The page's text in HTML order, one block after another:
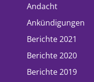
Andacht
Ankündigungen
Berichte 2021
Berichte 2020
Berichte 2019